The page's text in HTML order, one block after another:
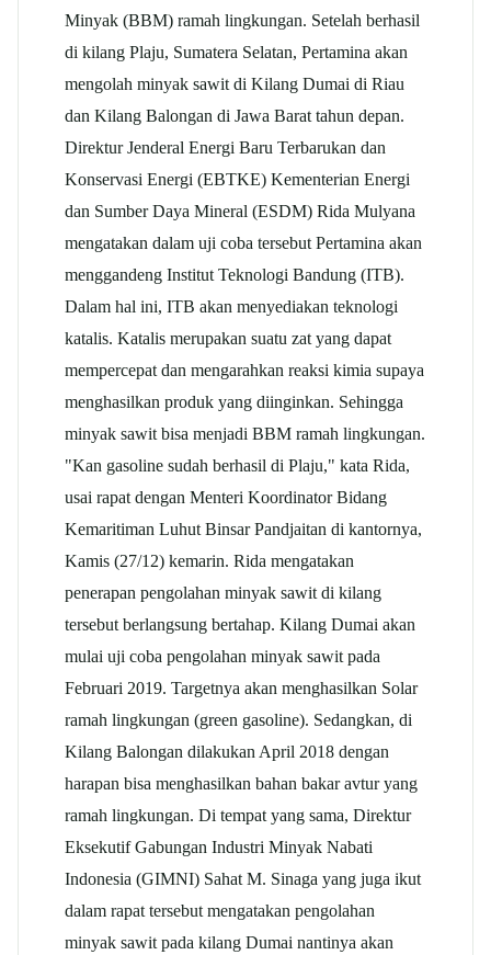
Minyak (BBM) ramah lingkungan. Setelah berhasil
di kilang Plaju, Sumatera Selatan, Pertamina akan
mengolah minyak sawit di Kilang Dumai di Riau
dan Kilang Balongan di Jawa Barat tahun depan.
Direktur Jenderal Energi Baru Terbarukan dan
Konservasi Energi (EBTKE) Kementerian Energi
dan Sumber Daya Mineral (ESDM) Rida Mulyana
mengatakan dalam uji coba tersebut Pertamina akan
menggandeng Institut Teknologi Bandung (ITB).
Dalam hal ini, ITB akan menyediakan teknologi
katalis. Katalis merupakan suatu zat yang dapat
mempercepat dan mengarahkan reaksi kimia supaya
menghasilkan produk yang diinginkan. Sehingga
minyak sawit bisa menjadi BBM ramah lingkungan.
"Kan gasoline sudah berhasil di Plaju," kata Rida,
usai rapat dengan Menteri Koordinator Bidang
Kemaritiman Luhut Binsar Pandjaitan di kantornya,
Kamis (27/12) kemarin. Rida mengatakan
penerapan pengolahan minyak sawit di kilang
tersebut berlangsung bertahap. Kilang Dumai akan
mulai uji coba pengolahan minyak sawit pada
Februari 2019. Targetnya akan menghasilkan Solar
ramah lingkungan (green gasoline). Sedangkan, di
Kilang Balongan dilakukan April 2018 dengan
harapan bisa menghasilkan bahan bakar avtur yang
ramah lingkungan. Di tempat yang sama, Direktur
Eksekutif Gabungan Industri Minyak Nabati
Indonesia (GIMNI) Sahat M. Sinaga yang juga ikut
dalam rapat tersebut mengatakan pengolahan
minyak sawit pada kilang Dumai nantinya akan